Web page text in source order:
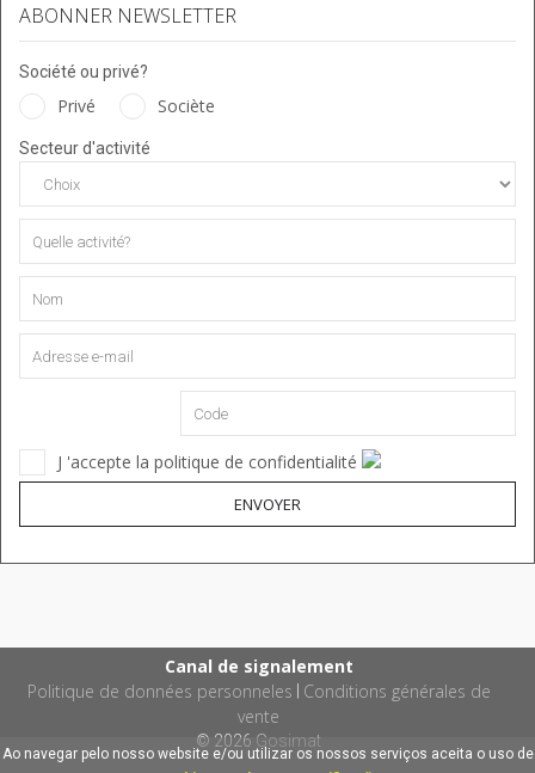
ABONNER NEWSLETTER
Société ou privé?
Privé Sociète
Secteur d'activité
J 'accepte la politique de confidentialité
ENVOYER
Canal de signalement
Politique de données personneles Conditions générales de
vente
© 2026 Gosimat
Ao navegar pelo nosso website e/ou utilizar os nossos serviços aceita o uso de